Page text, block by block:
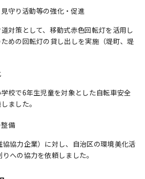
見守り活動等の強化・促進
対策として、移動式赤色回転灯を活用し
めの回転灯の貸し出しを実施（堤町、堤
校で6年生児童を対象とした自転車安全
ました。
整備
協力企業）に対し、自治区の環境美化活
への協力を依頼しました。